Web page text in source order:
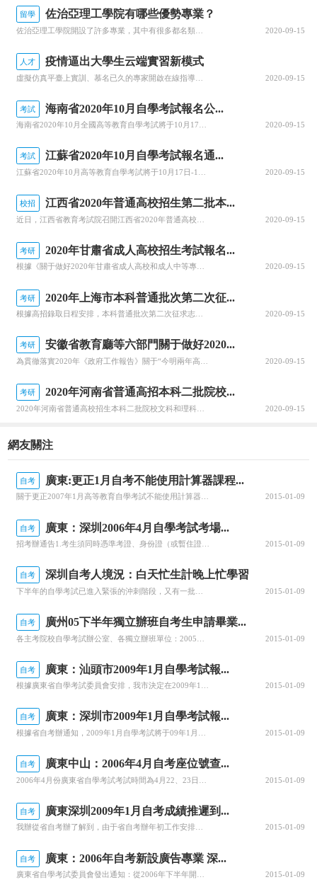
留學 佐治亞理工學院有哪些優勢專業？
2020-09-15
人才 疫情逼出大學生云端實習新模式
2020-09-15
考試 海南省2020年10月自學考試報名公...
2020-09-15
考試 江蘇省2020年10月自學考試報名通...
2020-09-15
校招 江西省2020年普通高校招生第二批本...
2020-09-15
考研 2020年甘肅省成人高校招生考試報名...
根據《關于做好2020年甘肅省成人高校和成人中等專業學校招生工作的通知》(甘招委發〔2020〕30號)，甘肅省教育考試院公布了2020年成人高校招生考試報名時間，詳細成人高考網上報名工作安排通知，跟隨查字典小編一起關注一下~2020年甘肅省成人高校招生考試報名時間確定根據《關于做好2020年甘肅省成... 2020-09-15
考研 2020年上海市本科普通批次第二次征...
根據高招錄取日程安排，本科普通批次第二次征求志愿將于8月29日上午10:00至8月30日上午10:00進行填報。經研究審定，2020年上海市普通高校招生本科普通批次第二次征求志愿降分控制線為385分。查字典小編整理相關資訊，關注一下~本科普通批次第二次征求志愿填報即將開始根據高招錄取日程安排，本科普... 2020-09-15
考研 安徽省教育廳等六部門關于做好2020...
2020-09-15
考研 2020年河南省普通高招本科二批院校...
2020-09-15
網友關注
自考 廣東:更正1月自考不能使用計算器課程...
關于更正2007年1月高等教育自學考試不能使用計算器的課程名稱的通知各市自學考試辦公室：由于校對失誤，《關于2007年1月高等教育自學考試和學歷文憑考試使用計算器問題的通知》(粵考試中心[2006]260號)附件《2007年1月廣東省高等教育自學考試不準使用計算器課程一覽表》中，序號為“7”、“8”、“12”的課程名稱有誤，正確的課程名稱應分別為：《初等數論》、《線性規劃》、《線性代數》，詳見附件 2015-01-09
自考 廣東：深圳2006年4月自學考試考場...
2015-01-09
自考 深圳自考人境況：白天忙生計晚上忙學習
2015-01-09
自考 廣州05下半年獨立辦班自考生申請畢業...
2015-01-09
自考 廣東：汕頭市2009年1月自學考試報...
2015-01-09
自考 廣東：深圳市2009年1月自學考試報...
2015-01-09
自考 廣東中山：2006年4月自考座位號查...
2015-01-09
自考 廣東深圳2009年1月自考成績推遲到...
我辦從省自考辦了解到，由于省自考辦年初工作安排繁忙，自考評卷工作較晚開始，2009年1月自學考試的成績預計將要推遲到3月下旬才能公布。如能公布時，我辦將及時在“深圳招考網”上通知。省考辦提請各位考生諒解并請相互轉告。 2015-01-09
自考 廣東：2006年自考新設廣告專業 深...
2015-01-09